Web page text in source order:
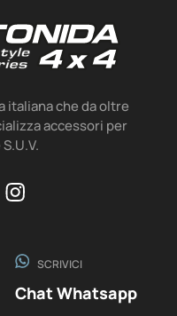
italiana che da oltre
accessori per
SCRIVICI
Chat Whatsapp